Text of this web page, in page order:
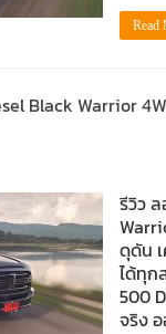
Read
Black Warrior
รีวิว
ดุดัน
ได้ทุก
500
จริง